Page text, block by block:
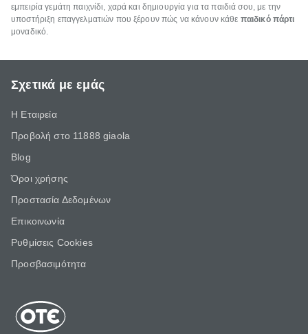
εμπειρία γεμάτη παιχνίδι, χαρά και δημιουργία για τα παιδιά σου, με την
υποστήριξη επαγγελματιών που ξέρουν πώς να κάνουν κάθε παιδικό πάρτι
μοναδικό.
Σχετικά με εμάς
Η Εταιρεία
Προβολή στο 11888 giaola
Blog
Όροι χρήσης
Προστασία Δεδομένων
Επικοινωνία
Ρυθμίσεις Cookies
Προσβασιμότητα